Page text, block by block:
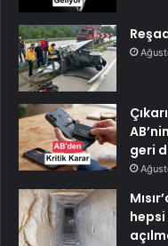
geri
hepsi